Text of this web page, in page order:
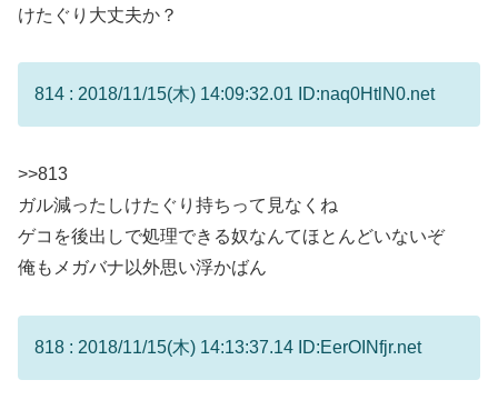
けたぐり大丈夫か？
814 : 2018/11/15(木) 14:09:32.01 ID:naq0HtlN0.net
>>813
ガル減ったしけたぐり持ちって見なくね
ゲコを後出しで処理できる奴なんてほとんどいないぞ
俺もメガバナ以外思い浮かばん
818 : 2018/11/15(木) 14:13:37.14 ID:EerOINfjr.net